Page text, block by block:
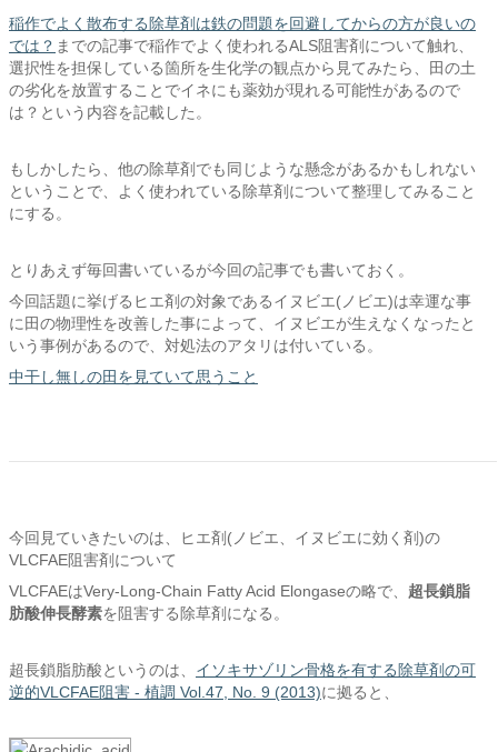
稲作でよく散布する除草剤は鉄の問題を回避してからの方が良いの
では？ までの記事で稲作でよく使われるALS阻害剤について触れ、
選択性を担保している箇所を生化学の観点から見てみたら、田の土
の劣化を放置することでイネにも薬効が現れる可能性があるので
は？という内容を記載した。
もしかしたら、他の除草剤でも同じような懸念があるかもしれない
ということで、よく使われている除草剤について整理してみること
にする。
とりあえず毎回書いているが今回の記事でも書いておく。
今回話題に挙げるヒエ剤の対象であるイヌビエ(ノビエ)は幸運な事
に田の物理性を改善した事によって、イヌビエが生えなくなったと
いう事例があるので、対処法のアタリは付いている。
中干し無しの田を見ていて思うこと
今回見ていきたいのは、ヒエ剤(ノビエ、イヌビエに効く剤)の
VLCFAE阻害剤について
VLCFAEはVery-Long-Chain Fatty Acid Elongaseの略で、 超長鎖脂
肪酸伸長酵素を阻害する除草剤になる。
超長鎖脂肪酸というのは、 イソキサゾリン骨格を有する除草剤の可
逆的VLCFAE阻害 - 植調 Vol.47, No. 9 (2013)に拠ると、